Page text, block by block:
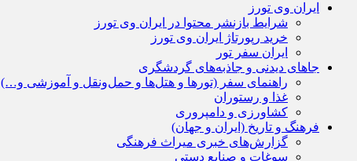
ایران وی تورز
شرایط بازنشر محتوا در ایران وی تورز
خرید رپورتاژ ایران وی تورز
ایران سفر تور
جاهای دیدنی و جاذبه‌های گردشگری
راهنمای سفر (تورها و هتل‌ها و حمل‌و‌نقل و آموزشی و…)
غذا و رستوران
کشاورزی و دامپروری
فرهنگ و تاریخ (ایران و جهان)
گزارش‌های خبری میراث فرهنگی
سوغات و صنایع دستی